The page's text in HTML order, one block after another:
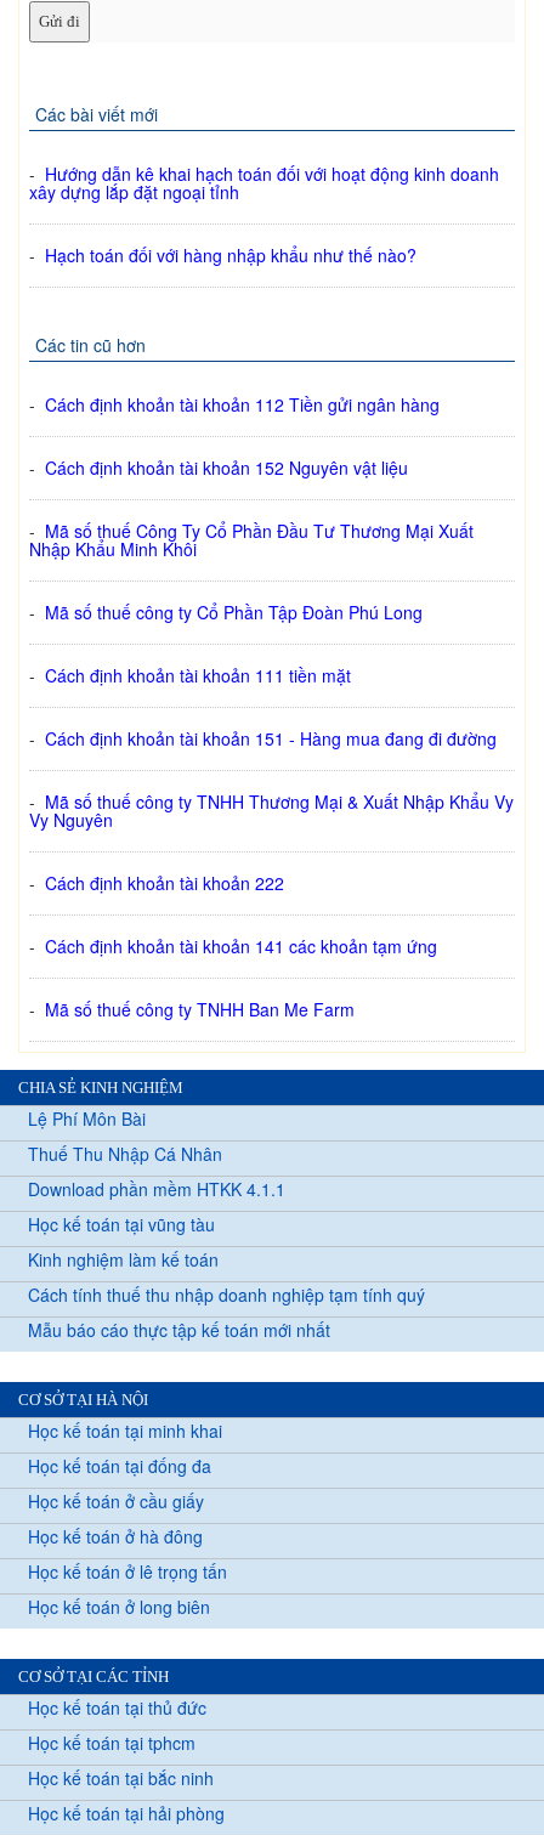
Các bài viết mới
- Hướng dẫn kê khai hạch toán đối với hoạt động kinh doanh
xây dựng lắp đặt ngoại tỉnh
- Hạch toán đối với hàng nhập khẩu như thế nào?
Các tin cũ hơn
- Cách định khoản tài khoản 112 Tiền gửi ngân hàng
- Cách định khoản tài khoản 152 Nguyên vật liệu
- Mã số thuế Công Ty Cổ Phần Đầu Tư Thương Mại Xuất
Nhập Khẩu Minh Khôi
- Mã số thuế công ty Cổ Phần Tập Đoàn Phú Long
- Cách định khoản tài khoản 111 tiền mặt
- Cách định khoản tài khoản 151 - Hàng mua đang đi đường
- Mã số thuế công ty TNHH Thương Mại & Xuất Nhập Khẩu Vy
Vy Nguyên
- Cách định khoản tài khoản 222
- Cách định khoản tài khoản 141 các khoản tạm ứng
- Mã số thuế công ty TNHH Ban Me Farm
CHIA SẺ KINH NGHIỆM
Lệ Phí Môn Bài
Thuế Thu Nhập Cá Nhân
Download phần mềm HTKK 4.1.1
Học kế toán tại vũng tàu
Kinh nghiệm làm kế toán
Cách tính thuế thu nhập doanh nghiệp tạm tính quý
Mẫu báo cáo thực tập kế toán mới nhất
CƠ SỞ TẠI HÀ NỘI
Học kế toán tại minh khai
Học kế toán tại đống đa
Học kế toán ở cầu giấy
Học kế toán ở hà đông
Học kế toán ở lê trọng tấn
Học kế toán ở long biên
CƠ SỞ TẠI CÁC TỈNH
Học kế toán tại thủ đức
Học kế toán tại tphcm
Học kế toán tại bắc ninh
Học kế toán tại hải phòng